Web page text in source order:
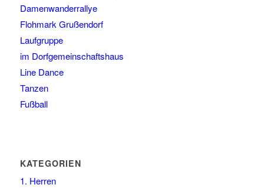
Damenwanderrallye
Flohmark Grußendorf
Laufgruppe
im Dorfgemeinschaftshaus
Line Dance
Tanzen
Fußball
KATEGORIEN
1. Herren